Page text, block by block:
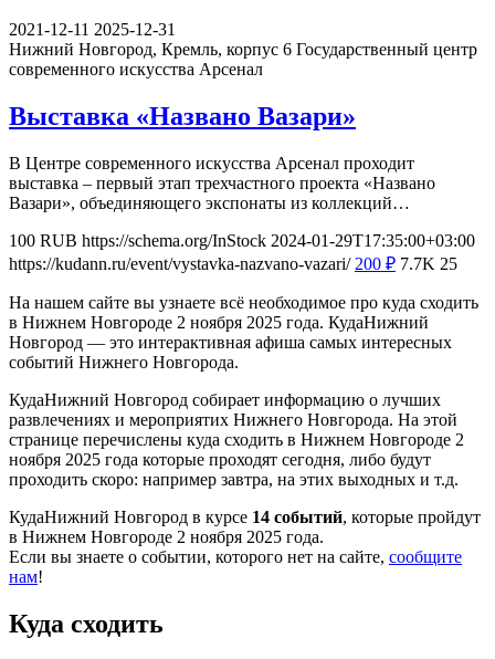
2021-12-11 2025-12-31
Нижний Новгород, Кремль, корпус 6 Государственный центр
современного искусства Арсенал
Выставка «Названо Вазари»
В Центре современного искусства Арсенал проходит
выставка – первый этап трехчастного проекта «Названо
Вазари», объединяющего экспонаты из коллекций…
100 RUB https://schema.org/InStock 2024-01-29T17:35:00+03:00
https://kudann.ru/event/vystavka-nazvano-vazari/ 200 ₽ 7.7K 25
На нашем сайте вы узнаете всё необходимое про куда сходить
в Нижнем Новгороде 2 ноября 2025 года. КудаНижний
Новгород — это интерактивная афиша самых интересных
событий Нижнего Новгорода.
КудаНижний Новгород собирает информацию о лучших
развлечениях и мероприятих Нижнего Новгорода. На этой
странице перечислены куда сходить в Нижнем Новгороде 2
ноября 2025 года которые проходят сегодня, либо будут
проходить скоро: например завтра, на этих выходных и т.д.
КудаНижний Новгород в курсе 14 событий, которые пройдут
в Нижнем Новгороде 2 ноября 2025 года.
Если вы знаете о событии, которого нет на сайте, сообщите
нам!
Куда сходить